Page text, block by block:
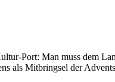
Port: Man muss dem
als Mitbringsel der